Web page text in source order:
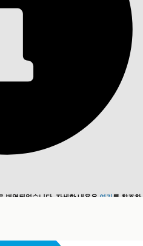
번역되었습니다. 자세한 내용은 여기를 참조하